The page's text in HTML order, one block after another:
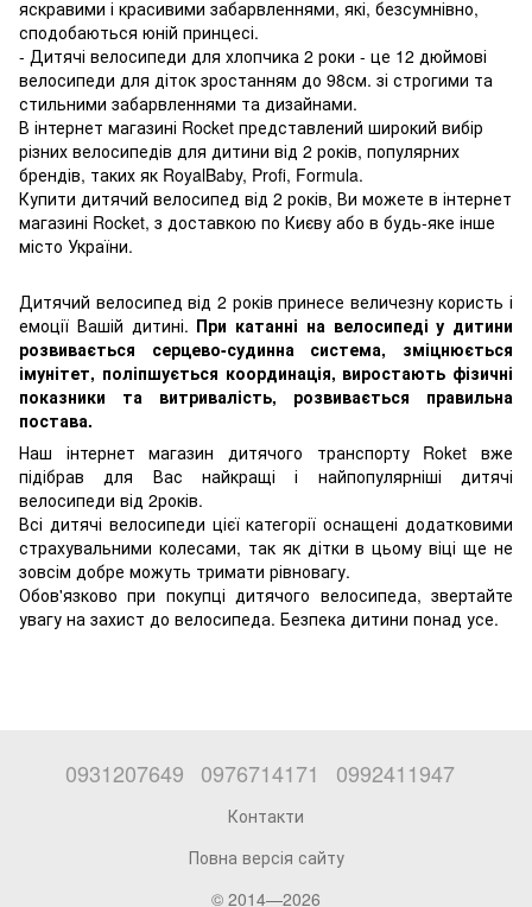
яскравими і красивими забарвленнями, які, безсумнівно,
сподобаються юній принцесі.
- Дитячі велосипеди для хлопчика 2 роки - це 12 дюймові
велосипеди для діток зростанням до 98см. зі строгими та
стильними забарвленнями та дизайнами.
В інтернет магазині Rocket представлений широкий вибір
різних велосипедів для дитини від 2 років, популярних
брендів, таких як RoyalBaby, Profi, Formula.
Купити дитячий велосипед від 2 років, Ви можете в інтернет
магазині Rocket, з доставкою по Києву або в будь-яке інше
місто України.
Дитячий велосипед від 2 років принесе величезну користь і
емоції Вашій дитині. При катанні на велосипеді у дитини
розвивається серцево-судинна система, зміцнюється
імунітет, поліпшується координація, виростають фізичні
показники та витривалість, розвивається правильна
постава.
Наш інтернет магазин дитячого транспорту Roket вже
підібрав для Вас найкращі і найпопулярніші дитячі
велосипеди від 2років.
Всі дитячі велосипеди цієї категорії оснащені додатковими
страхувальними колесами, так як дітки в цьому віці ще не
зовсім добре можуть тримати рівновагу.
Обов'язково при покупці дитячого велосипеда, звертайте
увагу на захист до велосипеда. Безпека дитини понад усе.
0931207649 0976714171 0992411947
Контакти
Повна версія сайту
© 2014—2026